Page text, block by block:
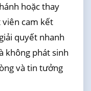
hoặc thay
cam kết
quyết nhanh
không phát sinh
và tin tưởng